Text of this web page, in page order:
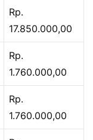
Rp.
17.850.000,00
Rp.
1.760.000,00
Rp.
1.760.000,00